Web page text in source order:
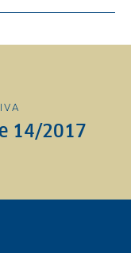
14/2017